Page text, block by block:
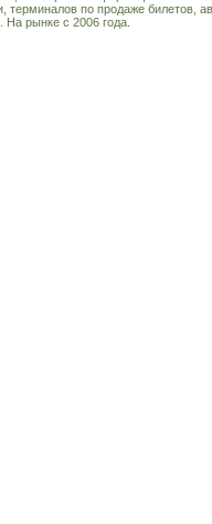
терминалов по продаже билетов,
рынке с 2006 года.